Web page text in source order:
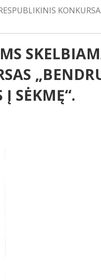
Į SĖKMĘ“.